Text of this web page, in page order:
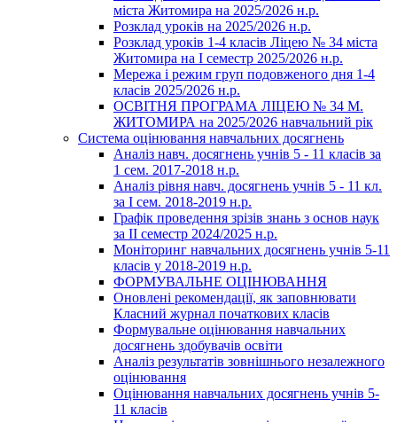
міста Житомира на 2025/2026 н.р.
Розклад уроків на 2025/2026 н.р.
Розклад уроків 1-4 класів Ліцею № 34 міста
Житомира на І семестр 2025/2026 н.р.
Мережа і режим груп подовженого дня 1-4
класів 2025/2026 н.р.
ОСВІТНЯ ПРОГРАМА ЛІЦЕЮ № 34 М.
ЖИТОМИРА на 2025/2026 навчальний рік
Система оцінювання навчальних досягнень
Аналіз навч. досягнень учнів 5 - 11 класів за
1 сем. 2017-2018 н.р.
Аналіз рівня навч. досягнень учнів 5 - 11 кл.
за І сем. 2018-2019 н.р.
Графік проведення зрізів знань з основ наук
за ІІ семестр 2024/2025 н.р.
Моніторинг навчальних досягнень учнів 5-11
класів у 2018-2019 н.р.
ФОРМУВАЛЬНЕ ОЦІНЮВАННЯ
Оновлені рекомендації, як заповнювати
Класний журнал початкових класів
Формувальне оцінювання навчальних
досягнень здобувачів освіти
Аналіз результатів зовнішнього незалежного
оцінювання
Оцінювання навчальних досягнень учнів 5-
11 класів